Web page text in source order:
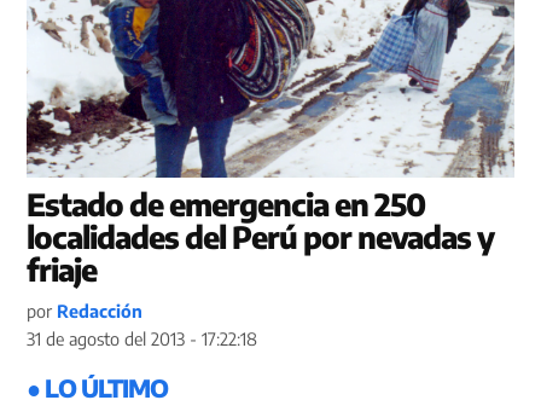
Estado de emergencia en 250
localidades del Perú por nevadas y
friaje
por Redacción
31 de agosto del 2013 - 17:22:18
● LO ÚLTIMO